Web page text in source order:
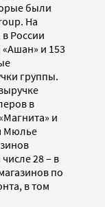
были
На
России
и 153
группы.
в
и
Мюлье
28 – в
по
в том